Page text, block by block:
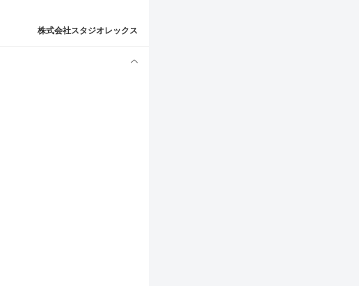
株式会社スタジオレックス